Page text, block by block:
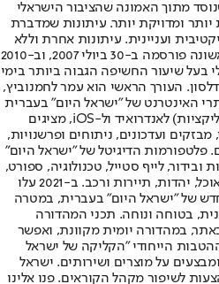
מתוך האמונה שהציבור הישראלי
יותר ומדויקת יותר. עיתונות שמדברת
ועניינית. עיתונות אחרת וללא
תשלום. המהדורה המודפסת הראשונה פורסמה ב-30 ביולי 2007, וב-2010
בעל שיעור החשיפה הגבוה ביותר בימי
העורך הראשי הוא עמר לחמנוביץ,
האינטרנט של "ישראל היום" בעברית
ובאנגלית, כמו כן היישומונים (אפליקציות) לאנדרואיד ול-iOS, מציגים
ועדכונים, ניתוחים ופרשנויות,
פלטפורמות הדיגיטל של "ישראל היום"
לייף סטייל, טכנולוגיה, ספורט,
כלכלה וצרכנות, בריאות, חיילים, אוכל, יהדות, תיירות ורכב. ב-2021 עלו
של "ישראל היום" בעברית, במטרה
בטוחה ונוחה. תכני המהדורה
במהדורה יומית מקוונת, ואפשר
הייחודי "הקליקה של ישראל
על מוצרים ושירותים. ישראל
לשיפור מקהל הקוראים. פנו אלינו